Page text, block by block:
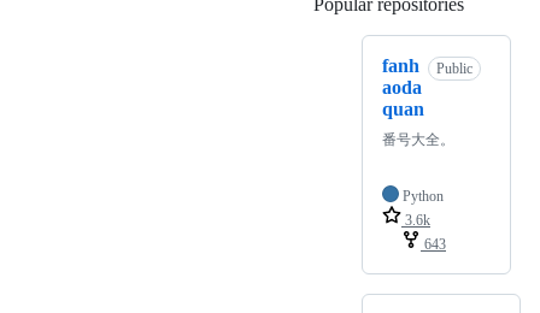
Popular repositories
fanh
aoda
quan
Public
番号大全。
Python
3.6k
643